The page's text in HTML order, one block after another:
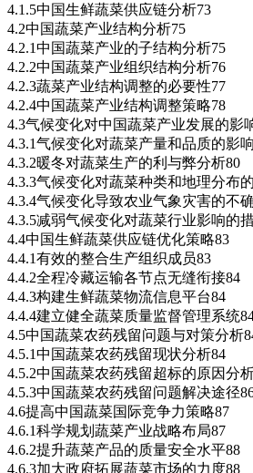
4.1.5中国生鲜蔬菜供应链分析73
4.2中国蔬菜产业结构分析75
4.2.1中国蔬菜产业的子结构分析75
4.2.2中国蔬菜产业组织结构分析76
4.2.3蔬菜产业结构调整的必要性77
4.2.4中国蔬菜产业结构调整策略78
4.3气候变化对中国蔬菜产业发展的影
4.3.1气候变化对蔬菜产量和品质的影
4.3.2暖冬对蔬菜生产的利与弊分析80
4.3.3气候变化对蔬菜种类和地理分布
4.3.4气候变化导致农业气象灾害的不
4.3.5减弱气候变化对蔬菜行业影响的
4.4中国生鲜蔬菜供应链优化策略83
4.4.1有效的整合生产组织成员83
4.4.2全程冷藏运输各节点无缝衔接84
4.4.3构建生鲜蔬菜物流信息平台84
4.4.4建立健全蔬菜质量监督管理系统
4.5中国蔬菜农药残留问题与对策分析
4.5.1中国蔬菜农药残留现状分析84
4.5.2中国蔬菜农药残留超标的原因分
4.5.3中国蔬菜农药残留问题解决途径
4.6提高中国蔬菜国际竞争力策略87
4.6.1科学规划蔬菜产业战略布局87
4.6.2提升蔬菜产品的质量安全水平88
4.6.3加大政府拓展蔬菜市场的力度88